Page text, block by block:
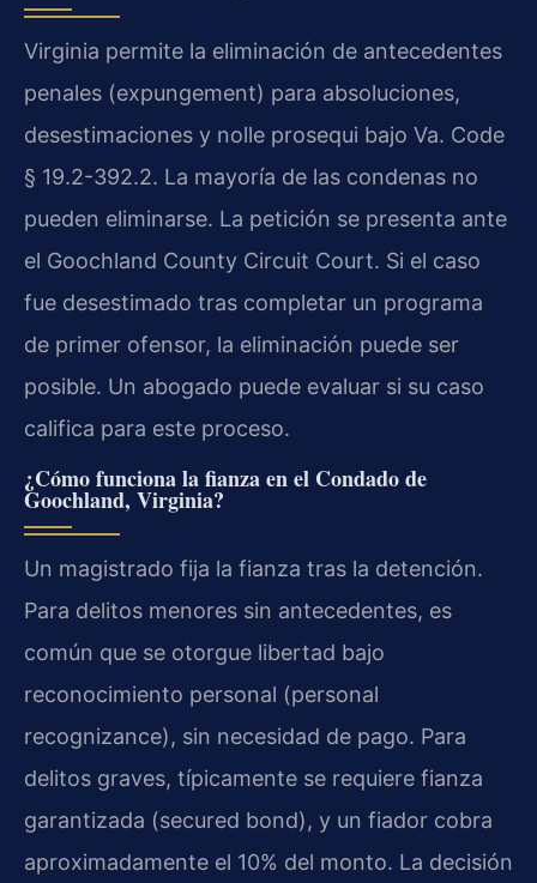
Virginia permite la eliminación de antecedentes
penales (expungement) para absoluciones,
desestimaciones y nolle prosequi bajo Va. Code
§ 19.2-392.2. La mayoría de las condenas no
pueden eliminarse. La petición se presenta ante
el Goochland County Circuit Court. Si el caso
fue desestimado tras completar un programa
de primer ofensor, la eliminación puede ser
posible. Un abogado puede evaluar si su caso
califica para este proceso.
¿Cómo funciona la fianza en el Condado de
Goochland, Virginia?
Un magistrado fija la fianza tras la detención.
Para delitos menores sin antecedentes, es
común que se otorgue libertad bajo
reconocimiento personal (personal
recognizance), sin necesidad de pago. Para
delitos graves, típicamente se requiere fianza
garantizada (secured bond), y un fiador cobra
aproximadamente el 10% del monto. La decisión